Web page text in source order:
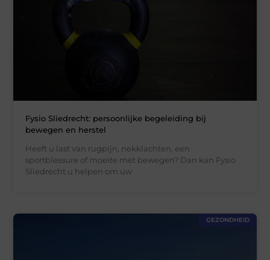
Fysio Sliedrecht: persoonlijke begeleiding bij
bewegen en herstel
Heeft u last van rugpijn, nekklachten, een
sportblessure of moeite met bewegen? Dan kan Fysio
Sliedrecht u helpen om uw
GEZONDHEID